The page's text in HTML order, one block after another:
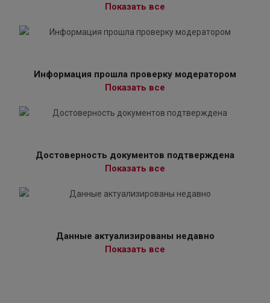
Показать все
Информация прошла проверку модератором
Показать все
Достоверность документов подтверждена
Показать все
Данные актуализированы недавно
Показать все